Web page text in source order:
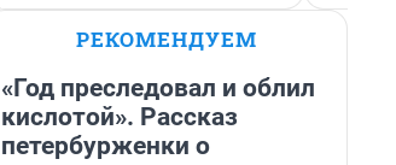
РЕКОМЕНДУЕМ
«Год преследовал и облил
кислотой». Рассказ
петербурженки о